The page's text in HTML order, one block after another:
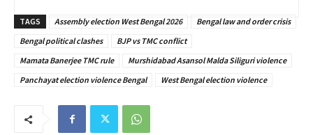
TAGS Assembly election West Bengal 2026
Bengal law and order crisis
Bengal political clashes
BJP vs TMC conflict
Mamata Banerjee TMC rule
Murshidabad Asansol Malda Siliguri violence
Panchayat election violence Bengal
West Bengal election violence